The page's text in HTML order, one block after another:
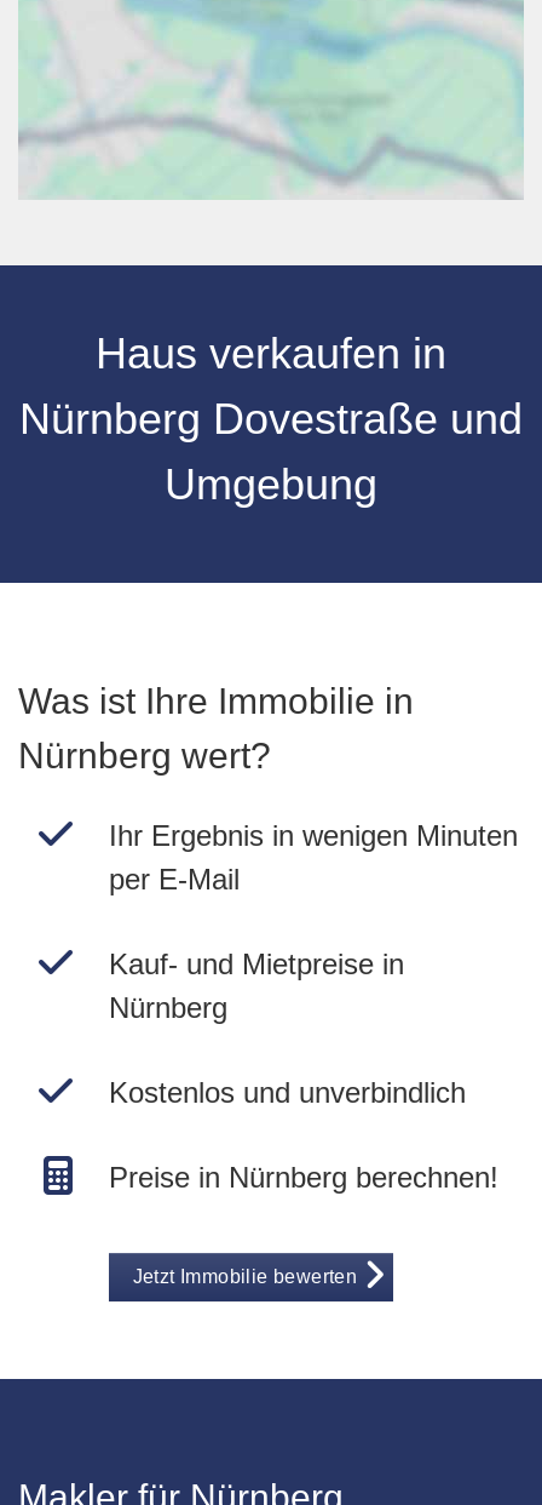
Haus verkaufen in
Nürnberg Dovestraße und
Umgebung
Was ist Ihre Immobilie in
Nürnberg wert?
Ihr Ergebnis in wenigen Minuten
per E-Mail
Kauf- und Mietpreise in
Nürnberg
Kostenlos und unverbindlich
Preise in Nürnberg berechnen!
Jetzt Immobilie bewerten